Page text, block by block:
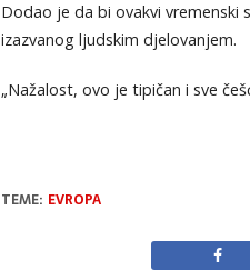
Dodao je da bi ovakvi
izazvanog ljudskim djelovanjem.
„Nažalost, ovo je tipičan i sve
TEME: EVROPA